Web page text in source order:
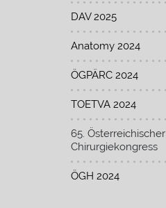
DAV 2025
Anatomy 2024
ÖGPÄRC 2024
TOETVA 2024
65. Österreichischer
Chirurgiekongress
ÖGH 2024